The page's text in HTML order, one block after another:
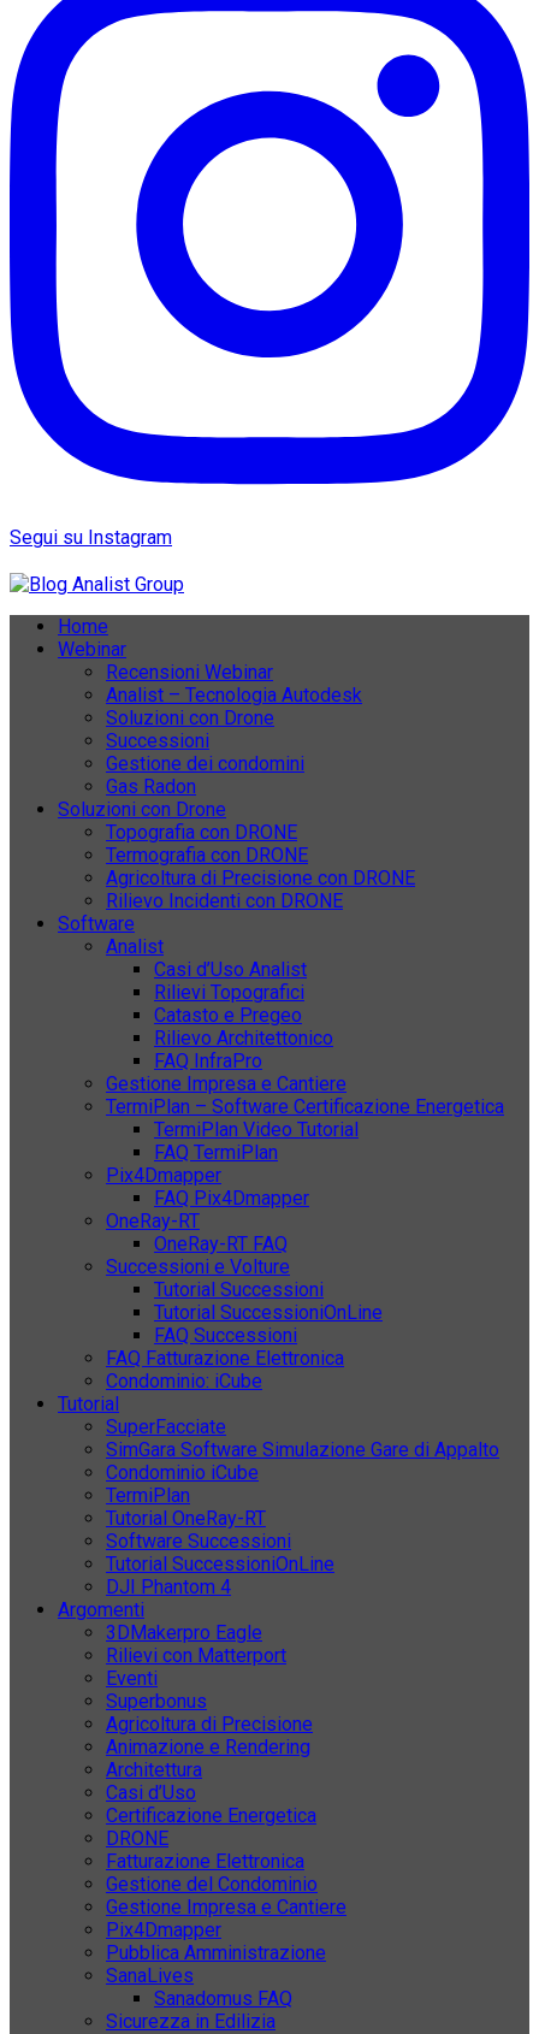
Segui su Instagram
Home
Webinar
Recensioni Webinar
Analist – Tecnologia Autodesk
Soluzioni con Drone
Successioni
Gestione dei condomini
Gas Radon
Soluzioni con Drone
Topografia con DRONE
Termografia con DRONE
Agricoltura di Precisione con DRONE
Rilievo Incidenti con DRONE
Software
Analist
Casi d’Uso Analist
Rilievi Topografici
Catasto e Pregeo
Rilievo Architettonico
FAQ InfraPro
Gestione Impresa e Cantiere
TermiPlan – Software Certificazione Energetica
TermiPlan Video Tutorial
FAQ TermiPlan
Pix4Dmapper
FAQ Pix4Dmapper
OneRay-RT
OneRay-RT FAQ
Successioni e Volture
Tutorial Successioni
Tutorial SuccessioniOnLine
FAQ Successioni
FAQ Fatturazione Elettronica
Condominio: iCube
Tutorial
SuperFacciate
SimGara Software Simulazione Gare di Appalto
Condominio iCube
TermiPlan
Tutorial OneRay-RT
Software Successioni
Tutorial SuccessioniOnLine
DJI Phantom 4
Argomenti
3DMakerpro Eagle
Rilievi con Matterport
Eventi
Superbonus
Agricoltura di Precisione
Animazione e Rendering
Architettura
Casi d’Uso
Certificazione Energetica
DRONE
Fatturazione Elettronica
Gestione del Condominio
Gestione Impresa e Cantiere
Pix4Dmapper
Pubblica Amministrazione
SanaLives
Sanadomus FAQ
Sicurezza in Edilizia